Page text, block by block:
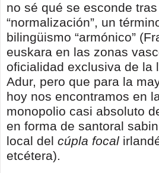
no sé qué se esconde
“normalización”, un
bilingüismo “armónico”
euskara en las zonas
oficialidad exclusiva de la
Adur, pero que para la
hoy nos encontramos en
monopolio casi absoluto
en forma de santoral
local del cúpla focal
etcétera).